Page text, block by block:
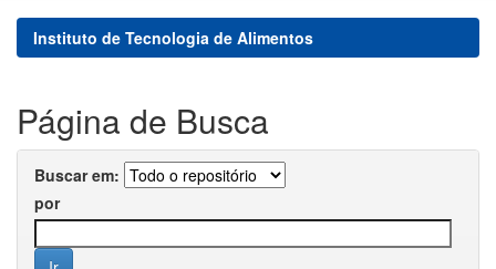
Instituto de Tecnologia de Alimentos
Página de Busca
Buscar em:
por